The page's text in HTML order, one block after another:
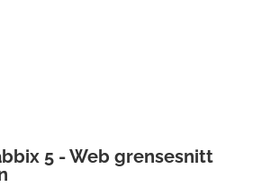
5 - Web grensesnitt